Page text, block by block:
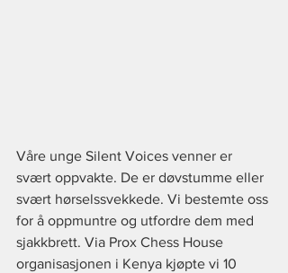
Våre unge Silent Voices venner er
svært oppvakte. De er døvstumme eller
svært hørselssvekkede. Vi bestemte oss
for å oppmuntre og utfordre dem med
sjakkbrett. Via Prox Chess House
organisasjonen i Kenya kjøpte vi 10